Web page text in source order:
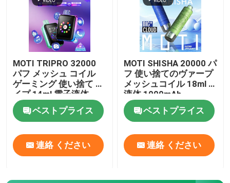
MOTI TRIPRO 32000
パフ メッシュ コイル
ゲーミング 使い捨て バ
イプ 14ml 電子液体
650mAh 50mg ニコチ
ン
ベストプライス
連絡 ください
MOTI SHISHA 20000 パ
フ 使い捨てのヴァープ
メッシュコイル 18ml E
液体 1000mAh
20mg/mL ニコチンタイ
プC ベストプライス
連絡 ください